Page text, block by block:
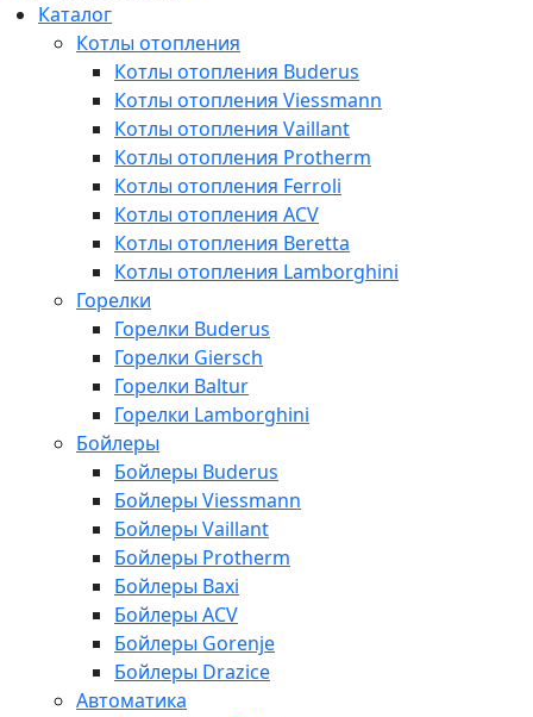
Каталог
Котлы отопления
Котлы отопления Buderus
Котлы отопления Viessmann
Котлы отопления Vaillant
Котлы отопления Protherm
Котлы отопления Ferroli
Котлы отопления ACV
Котлы отопления Beretta
Котлы отопления Lamborghini
Горелки
Горелки Buderus
Горелки Giersch
Горелки Baltur
Горелки Lamborghini
Бойлеры
Бойлеры Buderus
Бойлеры Viessmann
Бойлеры Vaillant
Бойлеры Protherm
Бойлеры Baxi
Бойлеры ACV
Бойлеры Gorenje
Бойлеры Drazice
Автоматика